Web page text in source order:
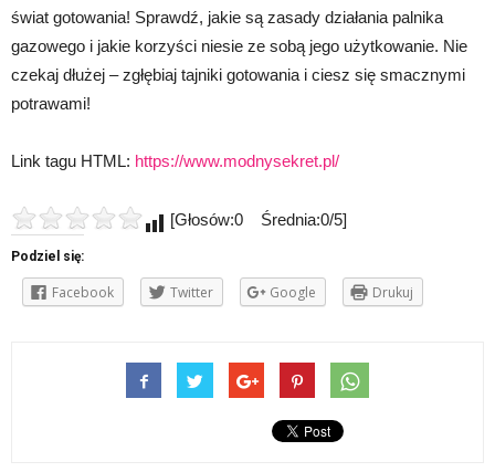
świat gotowania! Sprawdź, jakie są zasady działania palnika
gazowego i jakie korzyści niesie ze sobą jego użytkowanie. Nie
czekaj dłużej – zgłębiaj tajniki gotowania i ciesz się smacznymi
potrawami!
Link tagu HTML: https://www.modnysekret.pl/
[Głosów:0 Średnia:0/5]
Podziel się:
Facebook Twitter Google Drukuj